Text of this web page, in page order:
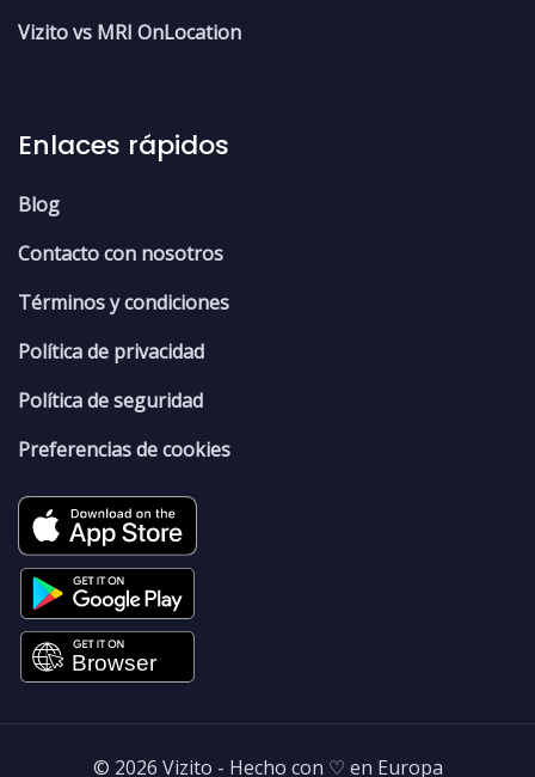
Vizito vs MRI OnLocation
Enlaces rápidos
Blog
Contacto con nosotros
Términos y condiciones
Política de privacidad
Política de seguridad
Preferencias de cookies
© 2026 Vizito - Hecho con ♡ en Europa